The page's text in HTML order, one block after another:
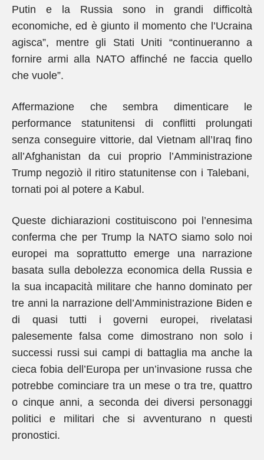
Putin e la Russia sono in grandi difficoltà
economiche, ed è giunto il momento che l’Ucraina
agisca”, mentre gli Stati Uniti “continueranno a
fornire armi alla NATO affinché ne faccia quello
che vuole”.
Affermazione che sembra dimenticare le
performance statunitensi di conflitti prolungati
senza conseguire vittorie, dal Vietnam all’Iraq fino
all’Afghanistan da cui proprio l’Amministrazione
Trump negoziò il ritiro statunitense con i Talebani,
tornati poi al potere a Kabul.
Queste dichiarazioni costituiscono poi l’ennesima
conferma che per Trump la NATO siamo solo noi
europei ma soprattutto emerge una narrazione
basata sulla debolezza economica della Russia e
la sua incapacità militare che hanno dominato per
tre anni la narrazione dell’Amministrazione Biden e
di quasi tutti i governi europei, rivelatasi
palesemente falsa come dimostrano non solo i
successi russi sui campi di battaglia ma anche la
cieca fobia dell’Europa per un’invasione russa che
potrebbe cominciare tra un mese o tra tre, quattro
o cinque anni, a seconda dei diversi personaggi
politici e militari che si avventurano n questi
pronostici.